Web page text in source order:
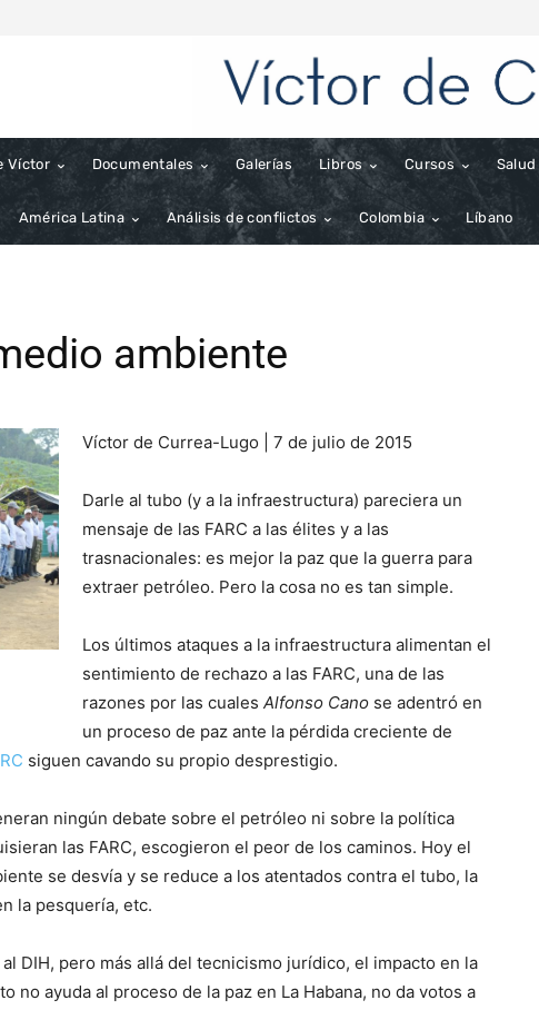
Víctor Documentales Galerías Libros Cursos Salud
América Latina Análisis de conflictos Colombia Líbano
ambiente
Víctor de Currea-Lugo | 7 de julio de 2015
Darle al tubo (y a la infraestructura) pareciera un
mensaje de las FARC a las élites y a las
trasnacionales: es mejor la paz que la guerra para
extraer petróleo. Pero la cosa no es tan simple.
Los últimos ataques a la infraestructura alimentan el
sentimiento de rechazo a las FARC, una de las
razones por las cuales Alfonso Cano se adentró en
un proceso de paz ante la pérdida creciente de
siguen cavando su propio desprestigio.
ningún debate sobre el petróleo ni sobre la política
las FARC, escogieron el peor de los caminos. Hoy el
se desvía y se reduce a los atentados contra el tubo, la
la pesquería, etc.
DIH, pero más allá del tecnicismo jurídico, el impacto en la
no ayuda al proceso de la paz en La Habana, no da votos a